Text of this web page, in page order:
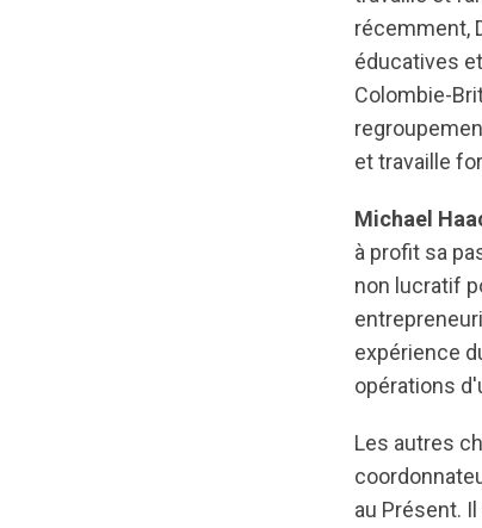
récemment,
éducatives
Colombie-
et travaille
Michael
à profit sa
non lucratif
expérience
opérations
Les autres
au Présent.